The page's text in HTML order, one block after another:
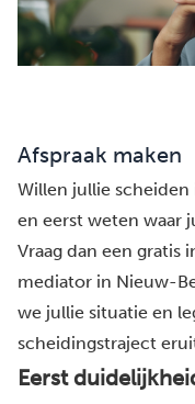
Afspraak maken
Willen jullie
en eerst weten waar
Vraag dan een gratis
mediator in Nieuw-
we jullie situatie en
scheidingstraject
Eerst